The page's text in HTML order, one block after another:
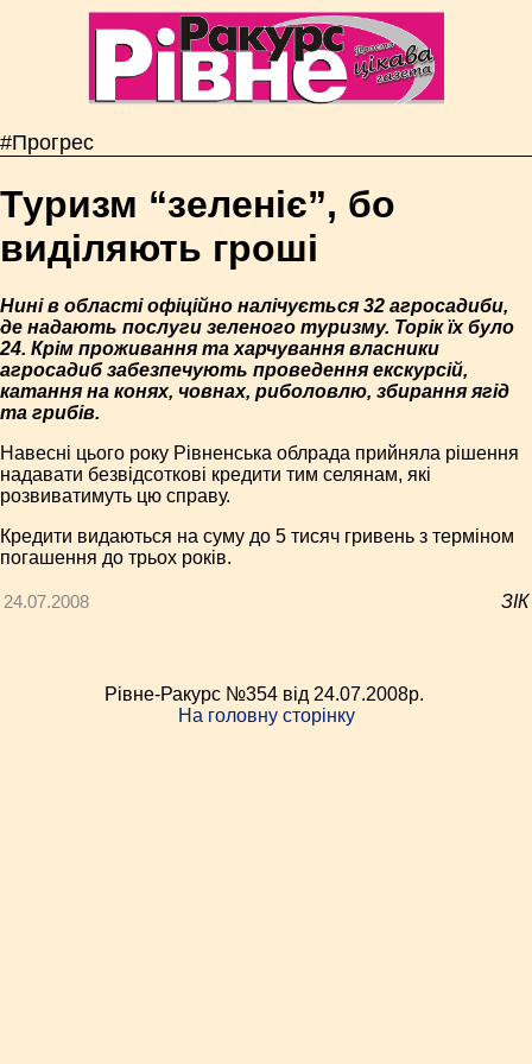
#Прогрес
Туризм “зеленіє”, бо
виділяють гроші
Нині в області офіційно налічується 32 агросадиби,
де надають послуги зеленого туризму. Торік їх було
24. Крім проживання та харчування власники
агросадиб забезпечують проведення екскурсій,
катання на конях, човнах, риболовлю, збирання ягід
та грибів.
Навесні цього року Рівненська облрада прийняла рішення
надавати безвідсоткові кредити тим селянам, які
розвиватимуть цю справу.
Кредити видаються на суму до 5 тисяч гривень з терміном
погашення до трьох років.
24.07.2008 ЗІК
Рівне-Ракурс №354 від 24.07.2008p.
На головну сторінку